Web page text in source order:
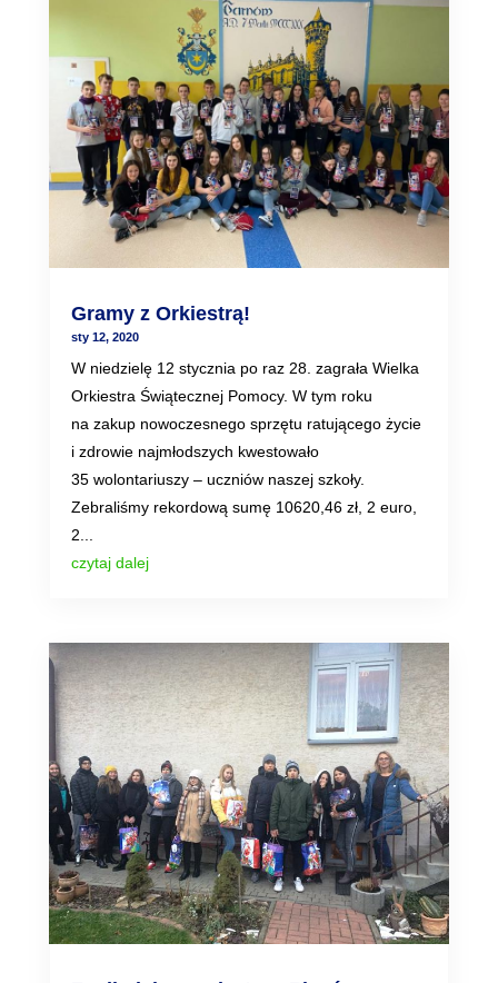
Gramy z Orkiestrą!
sty 12, 2020
W niedzielę 12 stycznia po raz 28. zagrała Wielka
Orkiestra Świątecznej Pomocy. W tym roku
na zakup nowoczesnego sprzętu ratującego życie
i zdrowie najmłodszych kwestowało
35 wolontariuszy – uczniów naszej szkoły.
Zebraliśmy rekordową sumę 10620,46 zł, 2 euro,
2...
czytaj dalej